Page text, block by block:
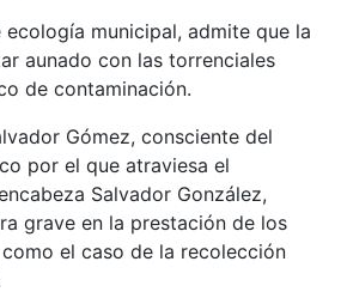
municipal, admite que la
aunado con las torrenciales
de contaminación.
Gómez, consciente del
por el que atraviesa el
Salvador González,
grave en la prestación de los
el caso de la recolección